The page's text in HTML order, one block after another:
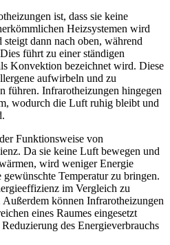
ist, dass sie keine
Heizsystemen wird
dann nach oben, während
führt zu einer ständigen
Konvektion bezeichnet wird. Diese
aufwirbeln und zu
führen. Infrarotheizungen hingegen
wodurch die Luft ruhig bleibt und
Funktionsweise von
Da sie keine Luft bewegen und
wird weniger Energie
Temperatur zu bringen.
im Vergleich zu
können Infrarotheizungen
eines Raumes eingesetzt
des Energieverbrauchs